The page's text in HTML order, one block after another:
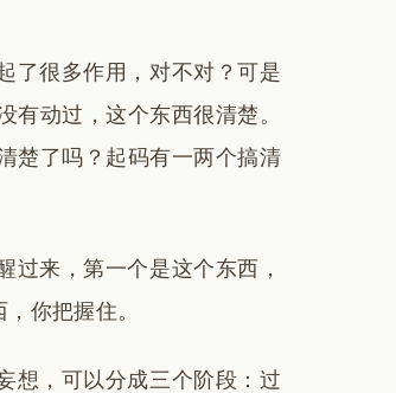
了很多作用，对不对？可是
动过，这个东西很清楚。
楚了吗？起码有一两个搞清
过来，第一个是这个东西，
你把握住。
想，可以分成三个阶段：过